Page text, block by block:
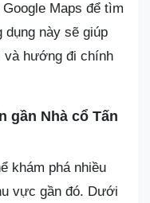
Maps để tìm
này sẽ giúp
và hướng đi chính
gần Nhà cổ Tấn
khám phá nhiều
vực gần đó. Dưới